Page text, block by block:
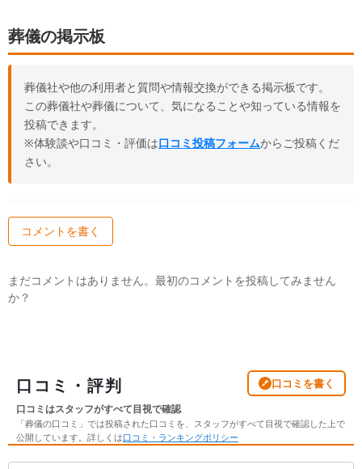
葬儀の掲示板
葬儀社や他の利用者と質問や情報交換ができる掲示板です。
この葬儀社や葬儀について、気になることや知っている情報を
投稿できます。
※体験談や口コミ・評価は口コミ投稿フォームからご投稿くだ
さい。
コメントを書く
まだコメントはありません。最初のコメントを投稿してみません
か？
口コミ・評判 口コミを書く
口コミはスタッフがすべて目視で確認
「葬儀の口コミ」では投稿された口コミを、スタッフがすべて目視で確認した上で
公開しています。詳しくは口コミ・ランキングポリシー